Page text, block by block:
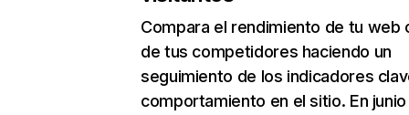
Compara el rendimiento de tu web
de tus competidores haciendo un
seguimiento de los indicadores
comportamiento en el sitio. En junio